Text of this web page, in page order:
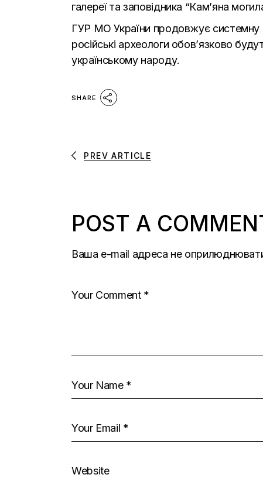
галереї та заповідника “Кам’яна
ГУР МО України продовжує системну
російські археологи обовʼязково
українському народу.
SHARE
PREV ARTICLE
POST A
Ваша e-mail адреса не